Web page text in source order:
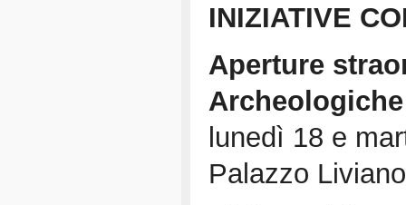
INIZIATIVE
Aperture
lunedì 18 e
Palazzo